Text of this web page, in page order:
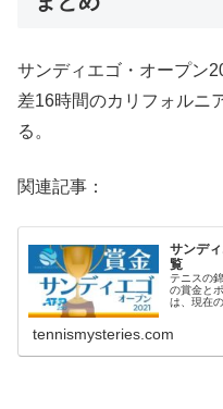
サンディエゴ・オープン
差16時間のカリフォルニ
る。
関連記事：
サンデ
覧
テニスの
の賞金と
は、現在
tennismysteries.com